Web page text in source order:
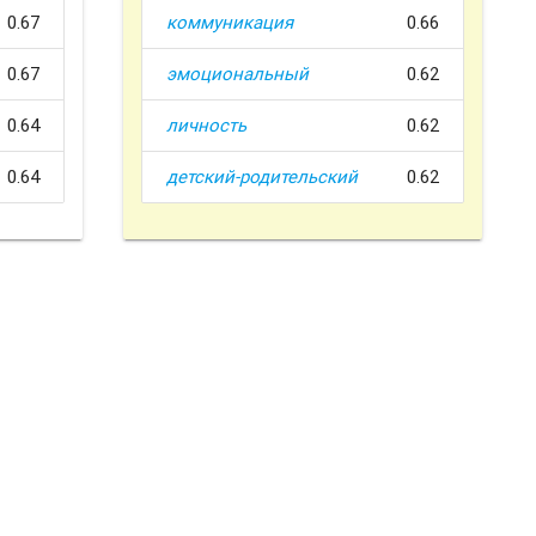
0.67
0.67
0.64
0.64
коммуникация 0.66
эмоциональный 0.62
личность 0.62
детский-родительский 0.62